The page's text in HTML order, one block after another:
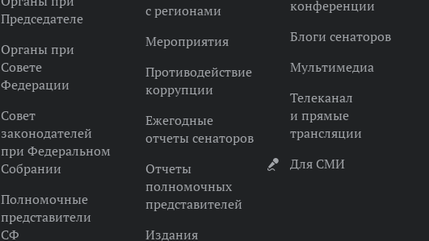
Председателе
Органы при
Совете
Федерации
Совет
законодателей
при Федеральном
Собрании
Полномочные
представители
СФ
с регионами
Мероприятия
Противодействие
коррупции
Ежегодные
отчеты сенаторов
Отчеты
полномочных
представителей
Издания
конференции
Блоги сенаторов
Мультимедиа
Телеканал
и прямые
трансляции
Для СМИ